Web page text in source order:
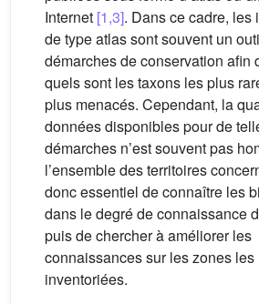
Internet [1,3]. Dans ce cadre, les
de type atlas sont souvent un
démarches de conservation afin
quels sont les taxons les plus
plus menacés. Cependant, la
données disponibles pour de
démarches n’est souvent pas
l’ensemble des territoires
donc essentiel de connaître les
dans le degré de connaissance
puis de chercher à améliorer les
connaissances sur les zones les
inventoriées.